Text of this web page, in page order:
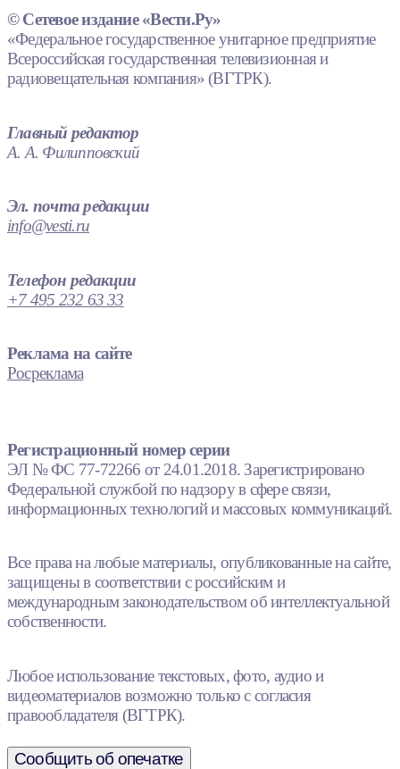
© Сетевое издание «Вести.Ру»
«Федеральное государственное унитарное предприятие
Всероссийская государственная телевизионная и
радиовещательная компания» (ВГТРК).
Главный редактор
А. А. Филипповский
Эл. почта редакции
info@vesti.ru
Телефон редакции
+7 495 232 63 33
Реклама на сайте
Росреклама
Регистрационный номер серии
ЭЛ № ФС 77-72266 от 24.01.2018. Зарегистрировано
Федеральной службой по надзору в сфере связи,
информационных технологий и массовых коммуникаций.
Все права на любые материалы, опубликованные на сайте,
защищены в соответствии с российским и
международным законодательством об интеллектуальной
собственности.
Любое использование текстовых, фото, аудио и
видеоматериалов возможно только с согласия
правообладателя (ВГТРК).
Сообщить об опечатке